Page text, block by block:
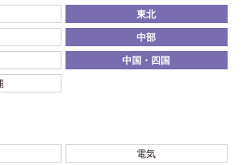
東北
中部
中国・四国
電気